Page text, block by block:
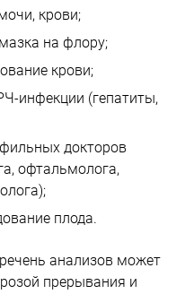
крови;
на флору;
крови;
инфекции (гепатиты,
докторов
офтальмолога,
плода.
анализов может
прерывания и